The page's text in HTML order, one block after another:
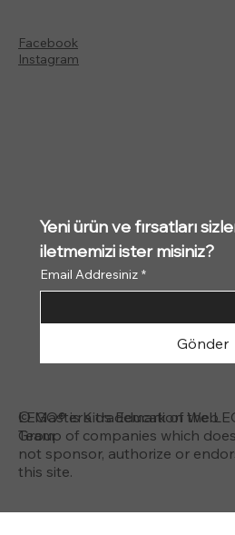
Facebook
Instagram
Yeni ürün ve fırsatları
iletmemizi ister misiniz?
Email Addresiniz *
Gönder
© MasterKids Education Web
Team
LEGO® is a trademark of the
Group of companies which does
not sponsor, authorize or
this site.